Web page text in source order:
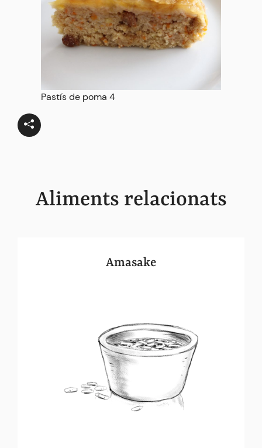
Pastís de poma 4
Aliments relacionats
Amasake